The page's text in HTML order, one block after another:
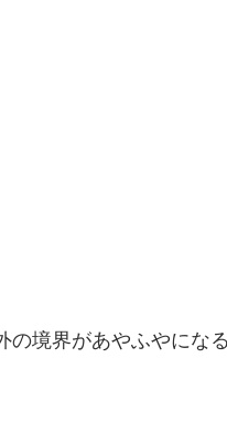
の境界があやふやにな